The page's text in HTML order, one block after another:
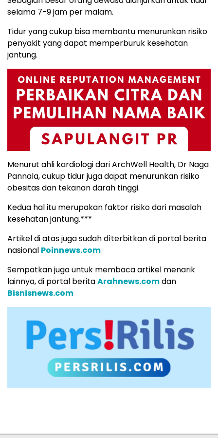
selama 7-9 jam per malam.
Tidur yang cukup bisa membantu menurunkan risiko
penyakit yang dapat memperburuk kesehatan
jantung.
Menurut ahli kardiologi dari ArchWell Health, Dr Naga
Pannala, cukup tidur juga dapat menurunkan risiko
obesitas dan tekanan darah tinggi.
Kedua hal itu merupakan faktor risiko dari masalah
kesehatan jantung.***
Artikel di atas juga sudah dìterbitkan di portal berita
nasional Poinnews.com
Sempatkan juga untuk membaca artikel menarik
lainnya, di portal beritaArahnews.comdan
Bisnisnews.com